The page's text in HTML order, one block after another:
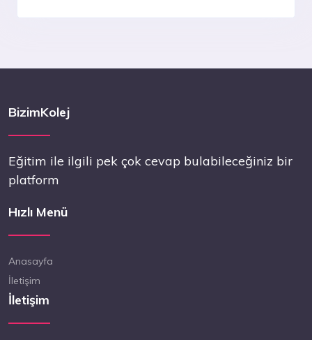
BizimKolej
Eğitim ile ilgili pek çok cevap bulabileceğiniz bir
platform
Hızlı Menü
Anasayfa
İletişim
İletişim